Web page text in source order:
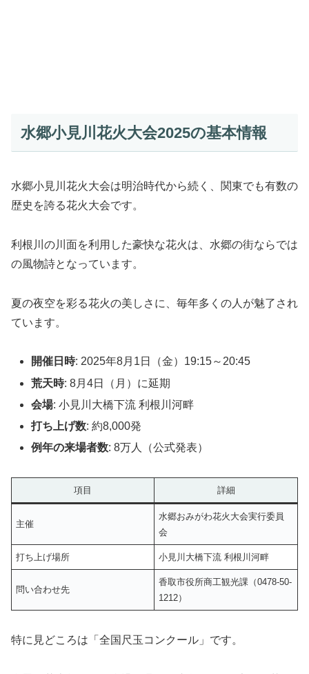
水郷小見川花火大会2025の基本情報
水郷小見川花火大会は明治時代から続く、関東でも有数の
歴史を誇る花火大会です。
利根川の川面を利用した豪快な花火は、水郷の街ならでは
の風物詩となっています。
夏の夜空を彩る花火の美しさに、毎年多くの人が魅了され
ています。
開催日時: 2025年8月1日（金）19:15～20:45
荒天時: 8月4日（月）に延期
会場: 小見川大橋下流 利根川河畔
打ち上げ数: 約8,000発
例年の来場者数: 8万人（公式発表）
項目 詳細
主催
水郷おみがわ花火大会実行委員
会
打ち上げ場所 小見川大橋下流 利根川河畔
問い合わせ先
香取市役所商工観光課（0478-50-
1212）
特に見どころは「全国尺玉コンクール」です。